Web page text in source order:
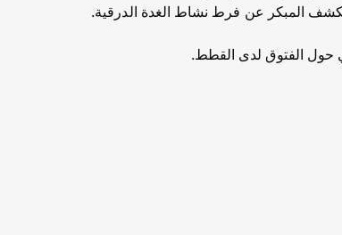
المبكر عن فرط نشاط الغدة الدرقية.
حول الفتوق لدى القطط.